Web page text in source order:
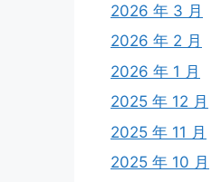
2026 年 3 月
2026 年 2 月
2026 年 1 月
2025 年 12 月
2025 年 11 月
2025 年 10 月